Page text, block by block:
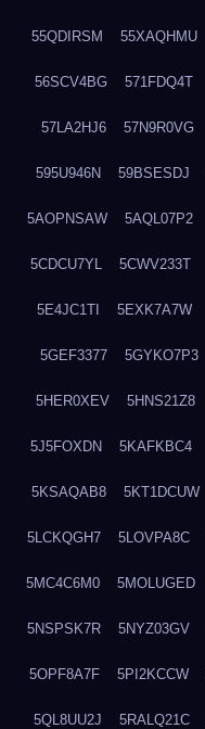
55QDIRSM 55XAQHMU
56SCV4BG 571FDQ4T
57LA2HJ6 57N9R0VG
595U946N 59BSESDJ
5AOPNSAW 5AQL07P2
5CDCU7YL 5CWV233T
5E4JC1TI 5EXK7A7W
5GEF3377 5GYKO7P3
5HER0XEV 5HNS21Z8
5J5FOXDN 5KAFKBC4
5KSAQAB8 5KT1DCUW
5LCKQGH7 5LOVPA8C
5MC4C6M0 5MOLUGED
5NSPSK7R 5NYZ03GV
5OPF8A7F 5PI2KCCW
5QL8UU2J 5RALQ21C